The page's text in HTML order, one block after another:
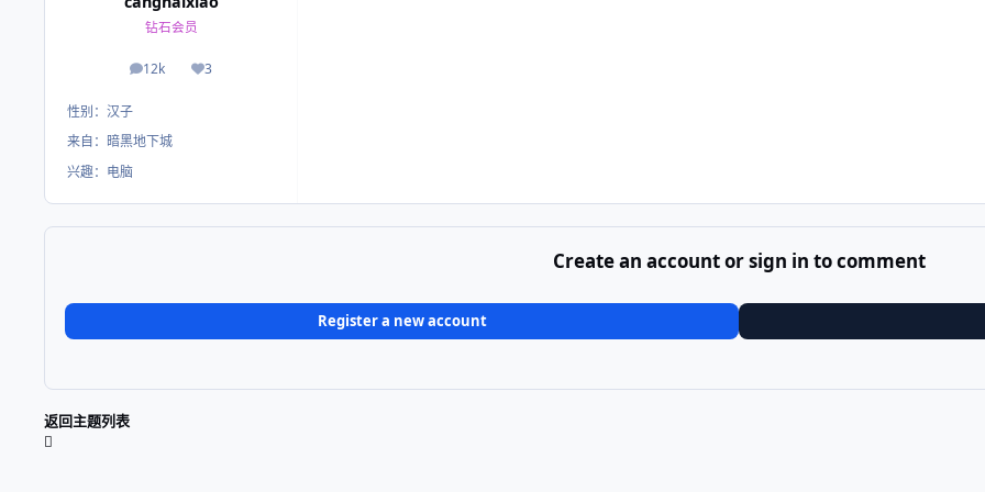
钻石会员
12k
帖子 3
荣誉积分
性别： 汉子
来自： 暗黑地下城
兴趣： 电脑
Create an account or sign in to comment
Register a new account
返回主题列表